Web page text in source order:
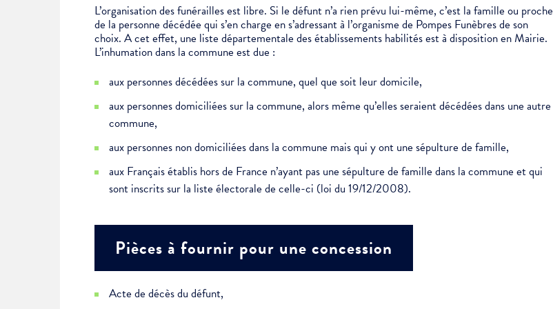
L’organisation des funérailles est libre. Si le défunt n’a rien prévu lui-même, c’est la famille ou proche
de la personne décédée qui s’en charge en s’adressant à l’organisme de Pompes Funèbres de son
choix. A cet effet, une liste départementale des établissements habilités est à disposition en Mairie.
L’inhumation dans la commune est due :
aux personnes décédées sur la commune, quel que soit leur domicile,
aux personnes domiciliées sur la commune, alors même qu’elles seraient décédées dans une autre
commune,
aux personnes non domiciliées dans la commune mais qui y ont une sépulture de famille,
aux Français établis hors de France n’ayant pas une sépulture de famille dans la commune et qui
sont inscrits sur la liste électorale de celle-ci (loi du 19/12/2008).
Pièces à fournir pour une concession
Acte de décès du défunt,